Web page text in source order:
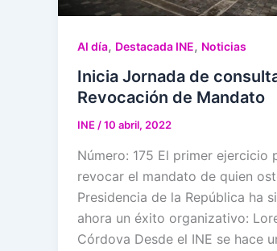
Al día, Destacada INE, Noticias
Inicia Jornada de
Revocación de Mandato
INE/10 abril, 2022
Número: 175 El primer ejercicio
revocar el mandato de quien
Presidencia de la República ha
ahora un éxito organizativo:
Córdova Desde el INE se hace